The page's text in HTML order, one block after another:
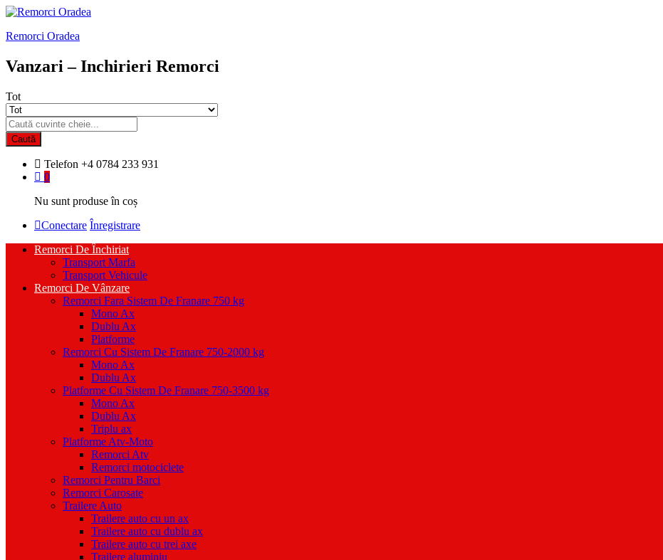
Remorci Oradea
Vanzari – Inchirieri Remorci
Tot
Caută
Telefon +4 0784 233 931
0
Nu sunt produse în coș
Conectare Înregistrare
Remorci De Închiriat
Transport Marfa
Transport Vehicule
Remorci De Vânzare
Remorci Fara Sistem De Franare 750 kg
Mono Ax
Dublu Ax
Platforme
Remorci Cu Sistem De Franare 750-2000 kg
Mono Ax
Dublu Ax
Platforme Cu Sistem De Franare 750-3500 kg
Mono Ax
Dublu Ax
Triplu ax
Platforme Atv-Moto
Remorci Atv
Remorci motociclete
Remorci Pentru Barci
Remorci Carosate
Trailere Auto
Trailere auto cu un ax
Trailere auto cu dublu ax
Trailere auto cu trei axe
Trailere aluminiu